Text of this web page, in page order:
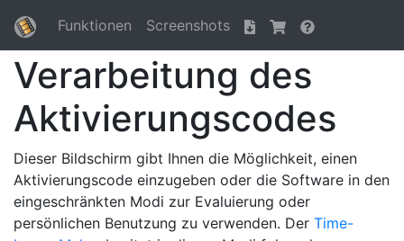
Funktionen Screenshots
Verarbeitung des
Aktivierungscodes
Dieser Bildschirm gibt Ihnen die Möglichkeit, einen
Aktivierungscode einzugeben oder die Software in den
eingeschränkten Modi zur Evaluierung oder
persönlichen Benutzung zu verwenden. Der Time-